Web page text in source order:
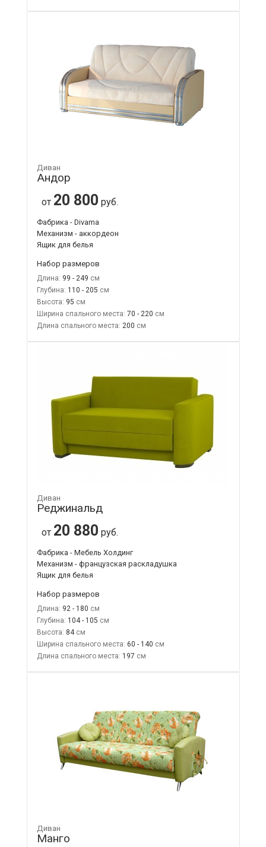
Диван
Андор
от 20 800 руб.
Фабрика - Divama
Механизм - аккордеон
Ящик для белья
Набор размеров
Длина: 99 - 249
Глубина: 110 - 205
Высота: 95
Ширина спального места: 70 - 220
Длина спального места: 200
Диван
Реджинальд
от 20 880 руб.
Фабрика - Мебель Холдинг
Механизм - французская раскладушка
Ящик для белья
Набор размеров
Длина: 92 - 180
Глубина: 104 - 105
Высота: 84
Ширина спального места: 60 - 140
Длина спального места: 197
Диван
Манго